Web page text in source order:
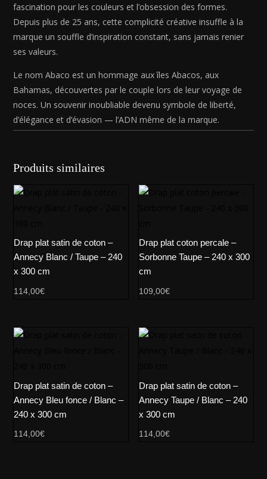
fascination pour les couleurs et l’obsession des formes.
Depuis plus de 25 ans, cette complicité créative insuffle à la
marque un souffle d’inspiration constant, sans jamais renier
ses valeurs.
Le nom Abaco est un hommage aux îles Abacos, aux
Bahamas, découvertes par le couple lors de leur voyage de
noces. Un souvenir inoubliable devenu symbole de liberté,
d’élégance et d’évasion — l’ADN même de la marque.
Produits similaires
Drap plat satin de coton –
Annecy Blanc / Taupe – 240
x 300 cm
114,00€
Drap plat coton percale –
Sorbonne Taupe – 240 x 300
cm
109,00€
Drap plat satin de coton –
Annecy Bleu fonce / Blanc –
240 x 300 cm
114,00€
Drap plat satin de coton –
Annecy Taupe / Blanc – 240
x 300 cm
114,00€